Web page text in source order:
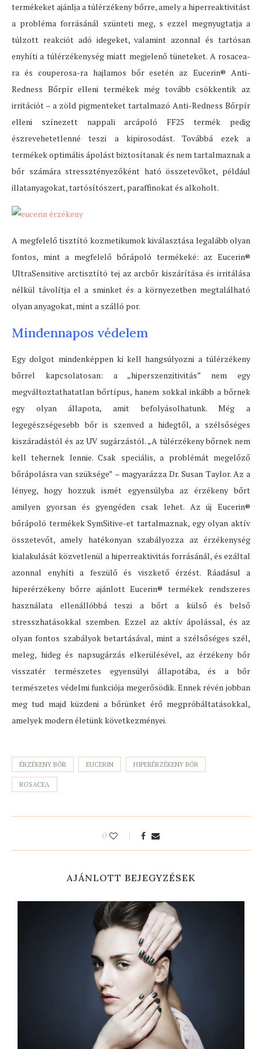
termékeket ajánlja a túlérzékeny bőrre, amely a hiperreaktivitást
a probléma forrásánál szünteti meg, s ezzel megnyugtatja a
túlzott reakciót adó idegeket, valamint azonnal és tartósan
enyhíti a túlérzékenység miatt megjelenő tüneteket. A rosacea-
ra és couperosa-ra hajlamos bőr esetén az Eucerin® Anti-
Redness Bőrpír elleni termékek még tovább csökkentik az
irritációt – a zöld pigmenteket tartalmazó Anti-Redness Bőrpír
elleni színezett nappali arcápoló FF25 termék pedig
észrevehetetlenné teszi a kipirosodást. Továbbá ezek a
termékek optimális ápolást biztosítanak és nem tartalmaznak a
bőr számára stressztényezőként ható összetevőket, például
illatanyagokat, tartósítószert, paraffinokat és alkoholt.
A megfelelő tisztító kozmetikumok kiválasztása legalább olyan
fontos, mint a megfelelő bőrápoló termékeké: az Eucerin®
UltraSensitive arctisztító tej az arcbőr kiszárítása és irritálása
nélkül távolítja el a sminket és a környezetben megtalálható
olyan anyagokat, mint a szálló por.
Mindennapos védelem
Egy dolgot mindenképpen ki kell hangsúlyozni a túlérzékeny
bőrrel kapcsolatosan: a „hiperszenzitivitás” nem egy
megváltoztathatatlan bőrtípus, hanem sokkal inkább a bőrnek
egy olyan állapota, amit befolyásolhatunk. Még a
legegészségesebb bőr is szenved a hidegtől, a szélsőséges
kiszáradástól és az UV sugárzástól. „A túlérzékeny bőrnek nem
kell tehernek lennie. Csak speciális, a problémát megelőző
bőrápolásra van szüksége” – magyarázza Dr. Susan Taylor. Az a
lényeg, hogy hozzuk ismét egyensúlyba az érzékeny bőrt
amilyen gyorsan és gyengéden csak lehet. Az új Eucerin®
bőrápoló termékek SymSitive-et tartalmaznak, egy olyan aktív
összetevőt, amely hatékonyan szabályozza az érzékenység
kialakulását közvetlenül a hiperreaktivitás forrásánál, és ezáltal
azonnal enyhíti a feszülő és viszkető érzést. Ráadásul a
hiperérzékeny bőrre ajánlott Eucerin® termékek rendszeres
használata ellenállóbbá teszi a bőrt a külső és belső
stresszhatásokkal szemben. Ezzel az aktív ápolással, és az
olyan fontos szabályok betartásával, mint a szélsőséges szél,
meleg, hideg és napsugárzás elkerülésével, az érzékeny bőr
visszatér természetes egyensúlyi állapotába, és a bőr
természetes védelmi funkciója megerősödik. Ennek révén jobban
meg tud majd küzdeni a bőrünket érő megpróbáltatásokkal,
amelyek modern életünk következményei.
ÉRZÉKENY BŐR EUCERIN HIPERÉRZÉKENY BŐR
ROSACEA
0
AJÁNLOTT BEJEGYZÉSEK